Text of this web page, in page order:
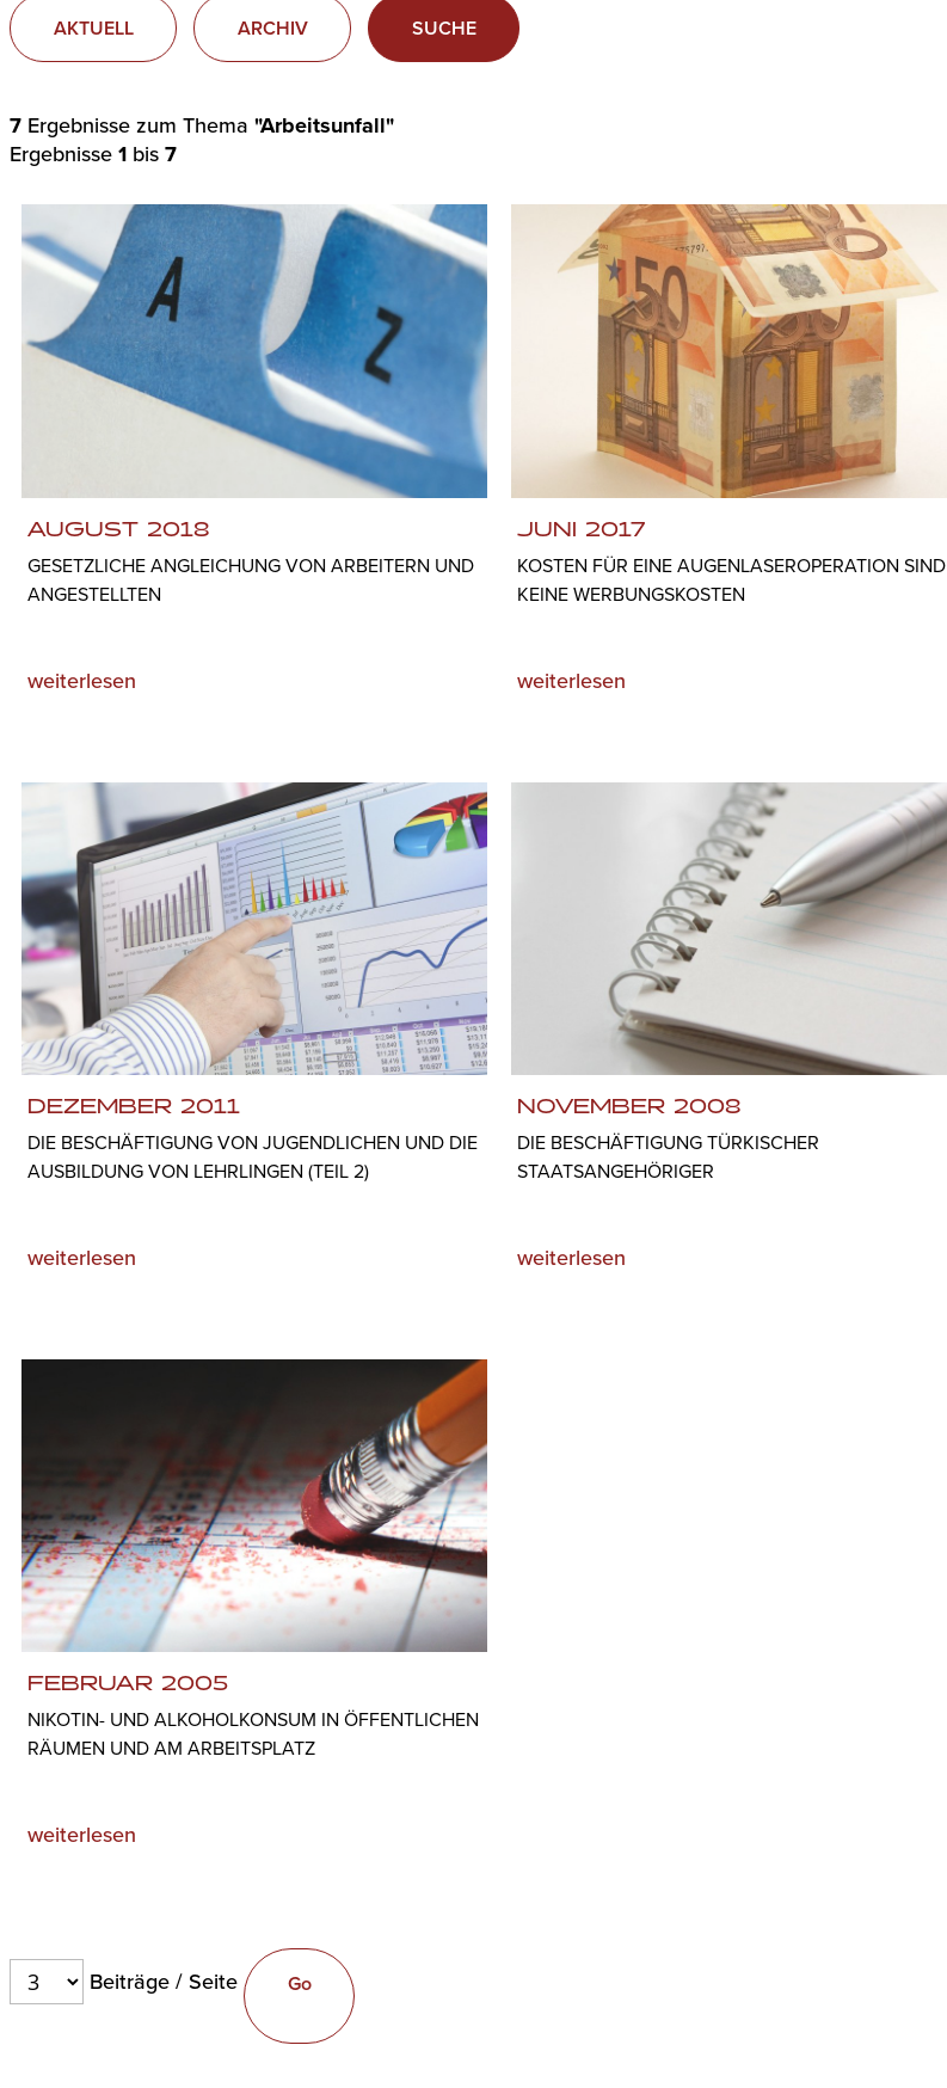
AKTUELL ARCHIV SUCHE
7 Ergebnisse zum Thema "Arbeitsunfall"
Ergebnisse 1 bis 7
AUGUST 2018
GESETZLICHE ANGLEICHUNG VON ARBEITERN UND
ANGESTELLTEN
weiterlesen
JUNI 2017
KOSTEN FÜR EINE AUGENLASEROPERATION SIND
KEINE WERBUNGSKOSTEN
weiterlesen
DEZEMBER 2011
DIE BESCHÄFTIGUNG VON JUGENDLICHEN UND DIE
AUSBILDUNG VON LEHRLINGEN (TEIL 2)
weiterlesen
NOVEMBER 2008
DIE BESCHÄFTIGUNG TÜRKISCHER
STAATSANGEHÖRIGER
weiterlesen
FEBRUAR 2005
NIKOTIN- UND ALKOHOLKONSUM IN ÖFFENTLICHEN
RÄUMEN UND AM ARBEITSPLATZ
weiterlesen
Beiträge / Seite